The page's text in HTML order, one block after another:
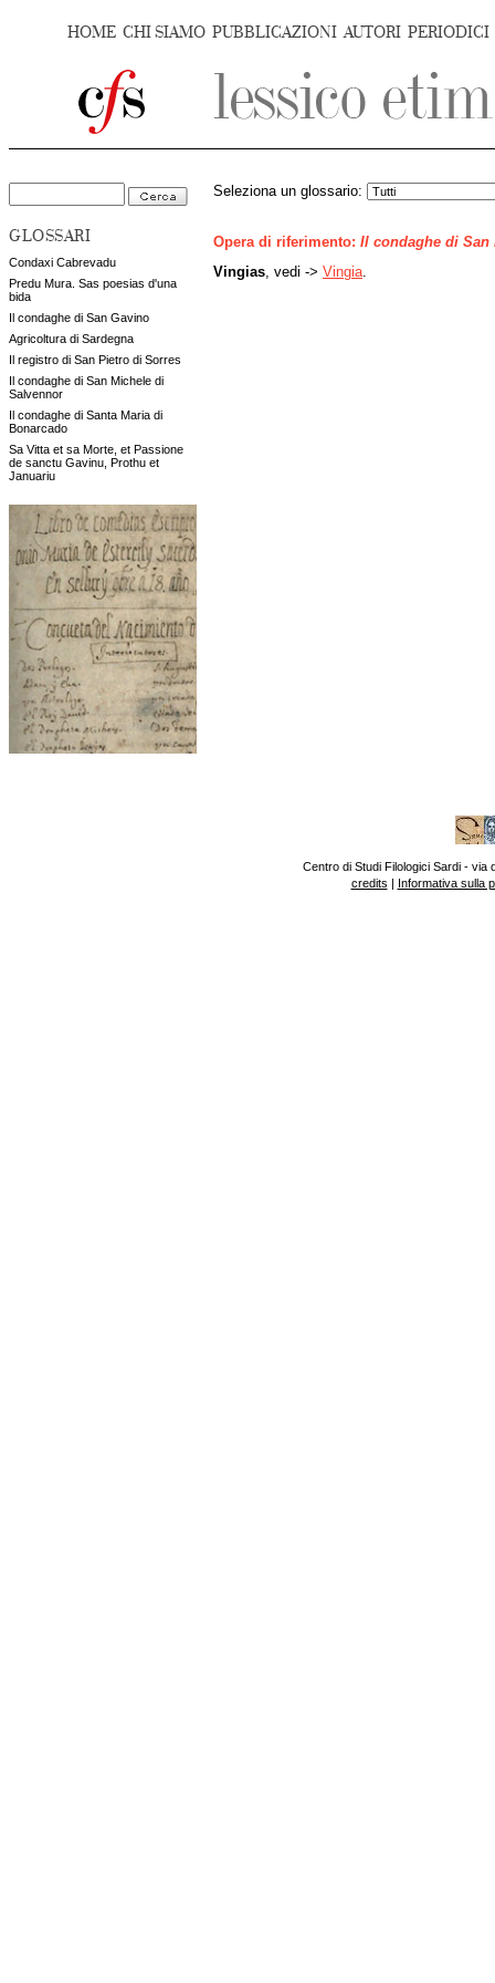
HOME CHI SIAMO PUBBLICAZIONI AUTORI PERIODICI
GLOSSARI
Condaxi Cabrevadu
Predu Mura. Sas poesias d'una
bida
Il condaghe di San Gavino
Agricoltura di Sardegna
Il registro di San Pietro di Sorres
Il condaghe di San Michele di
Salvennor
Il condaghe di Santa Maria di
Bonarcado
Sa Vitta et sa Morte, et Passione
de sanctu Gavinu, Prothu et
Januariu
Seleziona un glossario:
Opera di riferimento: Il condaghe di San
Vingias , vedi -> Vingia
Centro di Studi Filologici Sardi - via
credits | Informativa sulla